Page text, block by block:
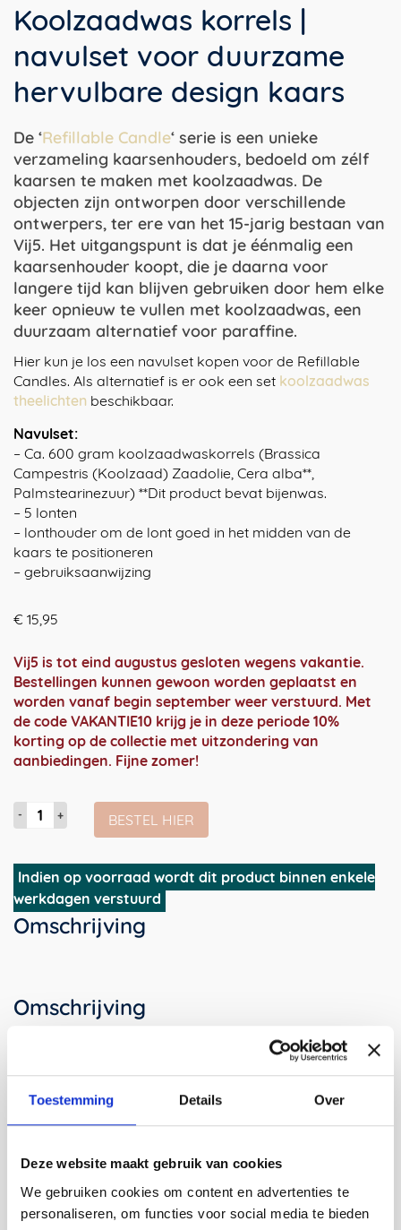
Toestemming Details Over
Deze website maakt gebruik van cookies
We gebruiken cookies om content en advertenties te
personaliseren, om functies voor social media te bieden
Koolzaadwas korrels |
navulset voor duurzame
hervulbare design kaars
De ‘Refillable Candle‘ serie is een unieke
verzameling kaarsenhouders, bedoeld om zélf
kaarsen te maken met koolzaadwas. De
objecten zijn ontworpen door verschillende
ontwerpers, ter ere van het 15-jarig bestaan van
Vij5. Het uitgangspunt is dat je éénmalig een
kaarsenhouder koopt, die je daarna voor
langere tijd kan blijven gebruiken door hem elke
keer opnieuw te vullen met koolzaadwas, een
duurzaam alternatief voor paraffine.
Hier kun je los een navulset kopen voor de Refillable
Candles. Als alternatief is er ook een set koolzaadwas
theelichten beschikbaar.
Navulset:
– Ca. 600 gram koolzaadwaskorrels (Brassica
Campestris (Koolzaad) Zaadolie, Cera alba**,
Palmstearinezuur) **Dit product bevat bijenwas.
– 5 lonten
– lonthouder om de lont goed in het midden van de
kaars te positioneren
– gebruiksaanwijzing
€ 15,95
Vij5 is tot eind augustus gesloten wegens vakantie.
Bestellingen kunnen gewoon worden geplaatst en
worden vanaf begin september weer verstuurd. Met
de code VAKANTIE10 krijg je in deze periode 10%
korting op de collectie met uitzondering van
aanbiedingen. Fijne zomer!
Koolzaadwas
korrels
navulset
voor
duurzame
hervulbare
BESTEL HIER
Indien op voorraad wordt dit product binnen enkele
werkdagen verstuurd
Omschrijving
Omschrijving
Een ‘navulbare kaars’ is een vorm/container die
kaarsvet om een kaars te vormen.
voorafgaand aan de DDW alle ontwerpers waarmee we
samenwerken onder de Vij5-collectie uitgenodigd om
een ‘navulbare kaars’ te ontwerpen. Een overzicht van
hun unieke ontwerpen was tijdensDDW 2021te zien in de